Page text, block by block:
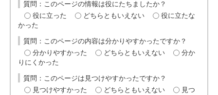
質問：このページの情報は役にたちましたか？
役に立った
どちらともいえない
役に立たな
かった
質問：このページの内容は分かりやすかったですか？
分かりやすかった
どちらともいえない
分か
りにくかった
質問：このページは見つけやすかったですか？
見つけやすかった
どちらともいえない
見つ